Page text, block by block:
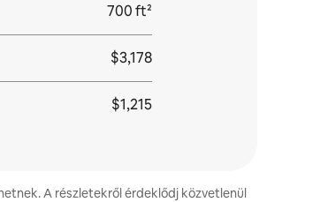
700 ft²
$3,178
$1,215
A részletekről érdeklődj közvetlenül